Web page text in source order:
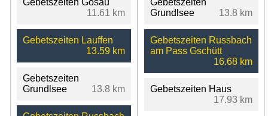
Gebetszeiten Gosau
11.61 km
Gebetszeiten Lauffen
13.59 km
Gebetszeiten
Grundlsee
13.8 km
Gebetszeiten
Grundlsee
13.8 km
Gebetszeiten Russbach
am Pass Gschütt
16.68 km
Gebetszeiten Haus
17.93 km